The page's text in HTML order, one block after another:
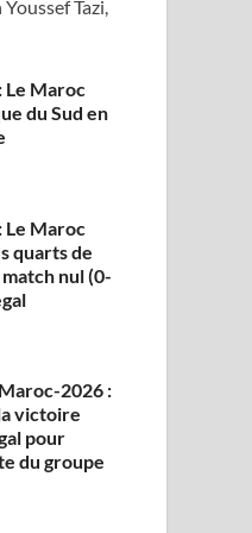
Tazi,
Le Maroc
du Sud en
Le Maroc
quarts de
nul (0-
2026 :
victoire
pour
du groupe